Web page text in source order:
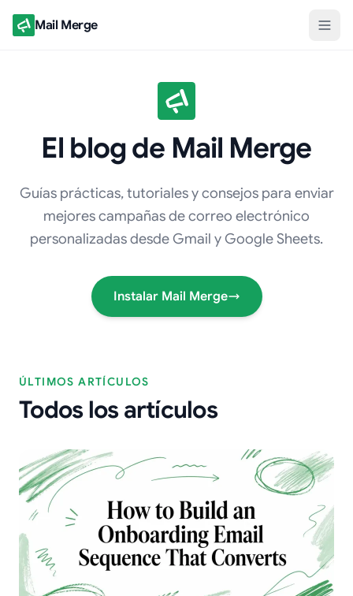
Mail Merge
El blog de Mail Merge
Guías prácticas, tutoriales y consejos para enviar
mejores campañas de correo electrónico
personalizadas desde Gmail y Google Sheets.
Instalar Mail Merge
ÚLTIMOS ARTÍCULOS
Todos los artículos